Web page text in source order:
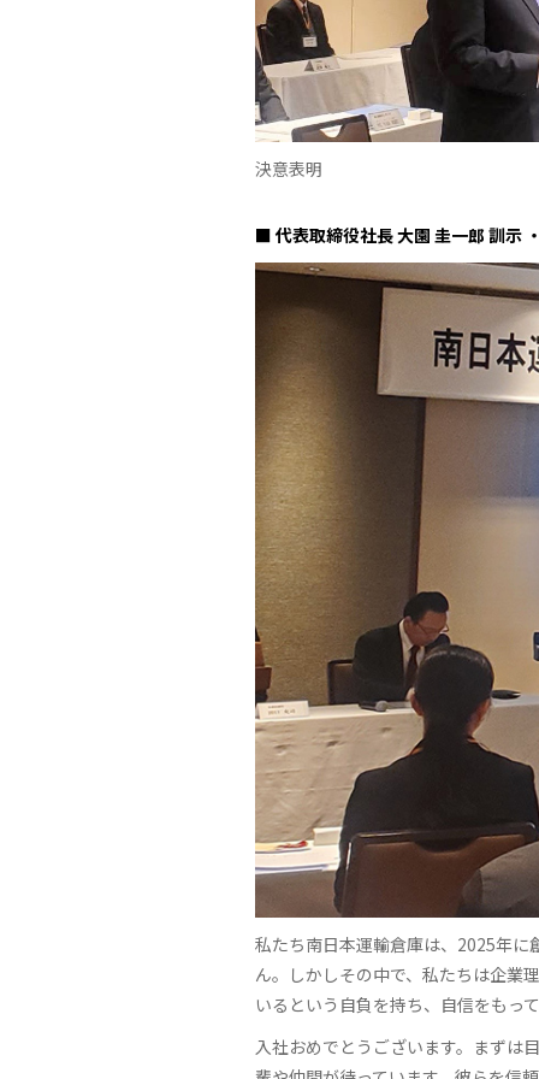
決意表明
■ 代表取締役社長 大園 圭一郎 訓示
私たち南日本運輸倉庫は、2025年に
ん。しかしその中で、私たちは企業
いるという自負を持ち、自信をもっ
入社おめでとうございます。まずは